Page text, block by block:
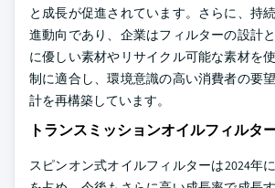
と成長が促進されています。さらに、持
進動向であり、企業はフィルターの設計
に優しい素材やリサイクル可能な素材を
制に適合し、環境意識の高い消費者の要
計を再構築しています。
トランスミッションオイルフィルタ
スピンオン式オイルフィルターは2024年